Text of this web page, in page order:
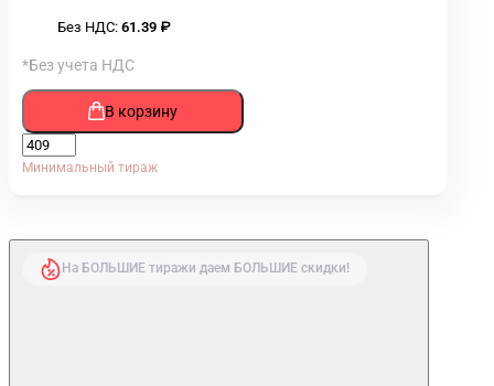
Без НДС:61.39 ₽
*Без учета НДС
В корзину
Минимальный тираж
На БОЛЬШИЕ тиражи даем БОЛЬШИЕ скидки!